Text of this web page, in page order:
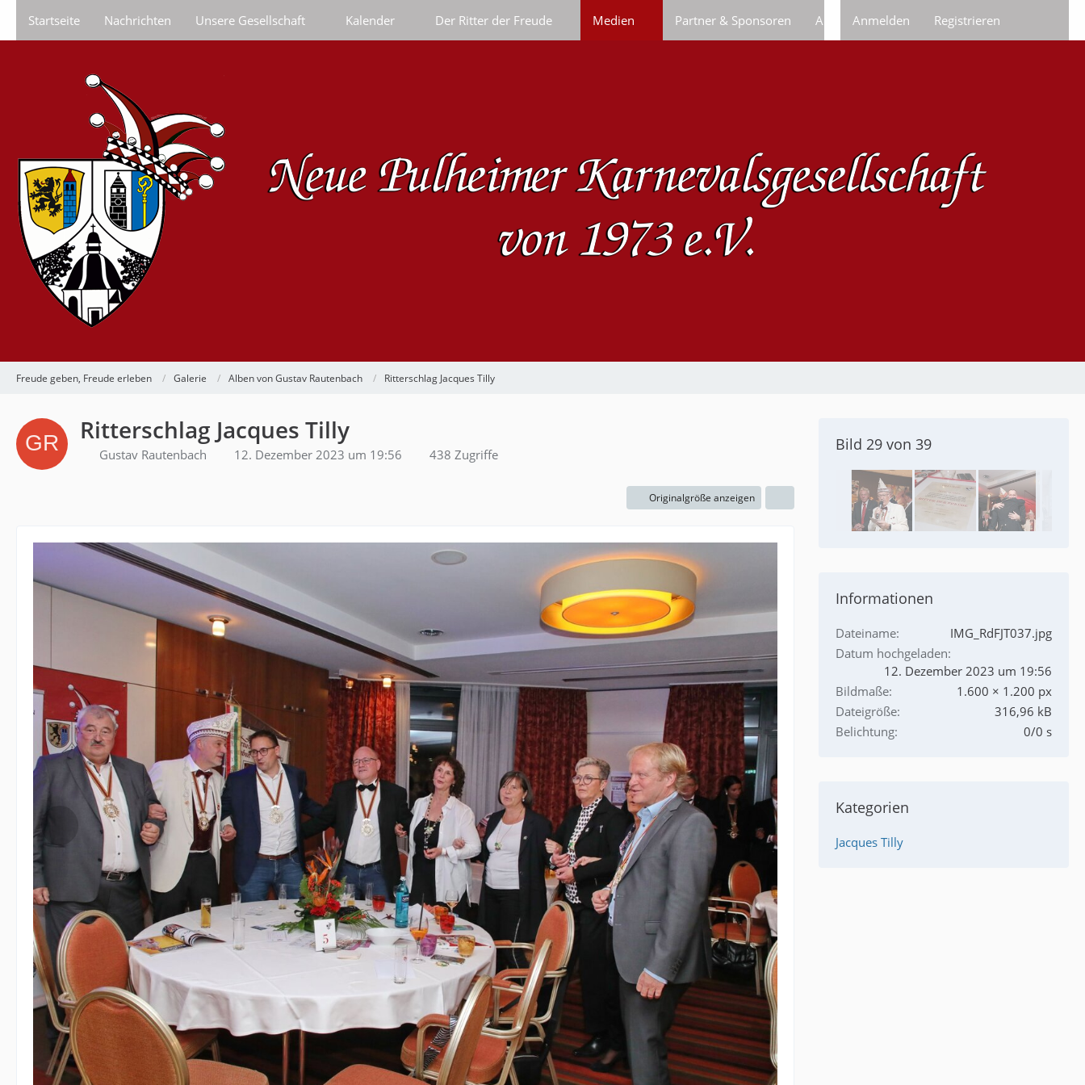
Startseite Nachrichten Unsere Gesellschaft Kalender Der Ritter der Freude Medien Partner & Sponsoren Anfragen/Bestellungen
Anmelden Registrieren
Freude geben, Freude erleben Galerie Alben von Gustav Rautenbach Ritterschlag Jacques Tilly
Ritterschlag Jacques Tilly
Gustav Rautenbach 12. Dezember 2023 um 19:56 438 Zugriffe
Originalgröße anzeigen
Bild 29 von 39
Informationen
Dateiname
IMG_RdFJT037.jpg
Datum hochgeladen
12. Dezember 2023 um 19:56
Bildmaße
1.600 × 1.200 px
Dateigröße
316,96 kB
Belichtung
0/0 s
Kategorien
Jacques Tilly